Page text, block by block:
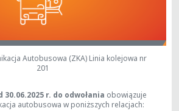
Autobusowa (ZKA) Linia kolejowa nr
201
30.06.2025 r. do odwołania obowiązuje
autobusowa w poniższych relacjach: